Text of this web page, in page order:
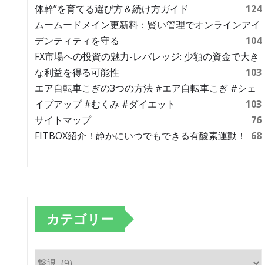
体幹”を育てる選び方＆続け方ガイド
124
ムームードメイン更新料：賢い管理でオンラインアイ
デンティティを守る
104
FX市場への投資の魅力-レバレッジ: 少額の資金で大き
な利益を得る可能性
103
エア自転車こぎの3つの方法 #エア自転車こぎ #シェ
イプアップ #むくみ #ダイエット
103
サイトマップ
76
FITBOX紹介！静かにいつでもできる有酸素運動！
68
カテゴリー
カ